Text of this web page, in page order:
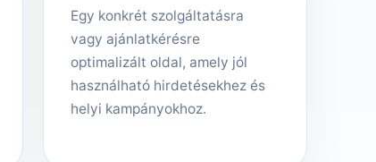
Egy konkrét szolgáltatásra
vagy ajánlatkérésre
optimalizált oldal, amely jól
használható hirdetésekhez és
helyi kampányokhoz.